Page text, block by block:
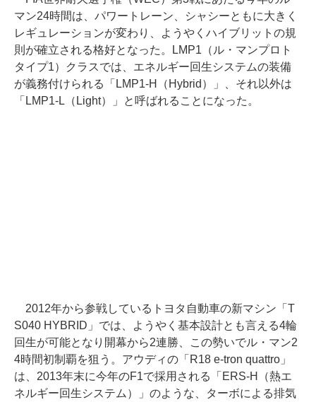
マン24時間は、パワートレーン、シャシーともに大きく
レギュレーションが変わり、ようやくハイブリットの規
則が確立される格好となった。LMP1（ル・マンプロト
タイプ1）クラスでは、エネルギー回生システムの装備
が義務付けられる「LMP1-H（Hybrid）」、それ以外は
「LMP1-L（Light）」と呼ばれることになった。
2012年から参戦しているトヨタ自動車の新マシン「T
S040 HYBRID」では、ようやく基本設計とも言える4輪
回生が可能となり開幕から2連勝、この勢いでル・マン2
4時間初制覇を狙う。アウディの「R18 e-tron quattro」
は、2013年末に今年のF1で採用される「ERS-H（熱エ
ネルギー回生システム）」のような、ターボによる排気